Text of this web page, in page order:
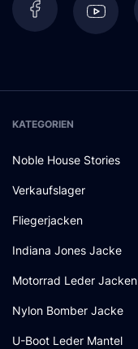
KATEGORIEN
Noble House Stories
Verkaufslager
Fliegerjacken
Indiana Jones Jacke
Motorrad Leder Jacken
Nylon Bomber Jacke
U-Boot Leder Mantel